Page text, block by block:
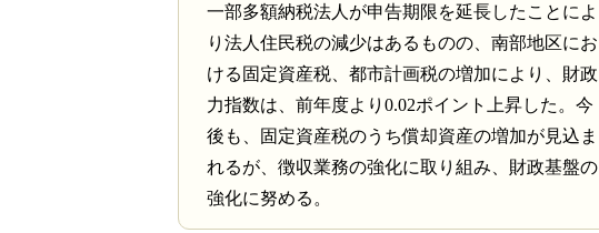
一部多額納税法人が申告期限を延長したことによ
り法人住民税の減少はあるものの、南部地区にお
ける固定資産税、都市計画税の増加により、財政
力指数は、前年度より0.02ポイント上昇した。今
後も、固定資産税のうち償却資産の増加が見込ま
れるが、徴収業務の強化に取り組み、財政基盤の
強化に努める。